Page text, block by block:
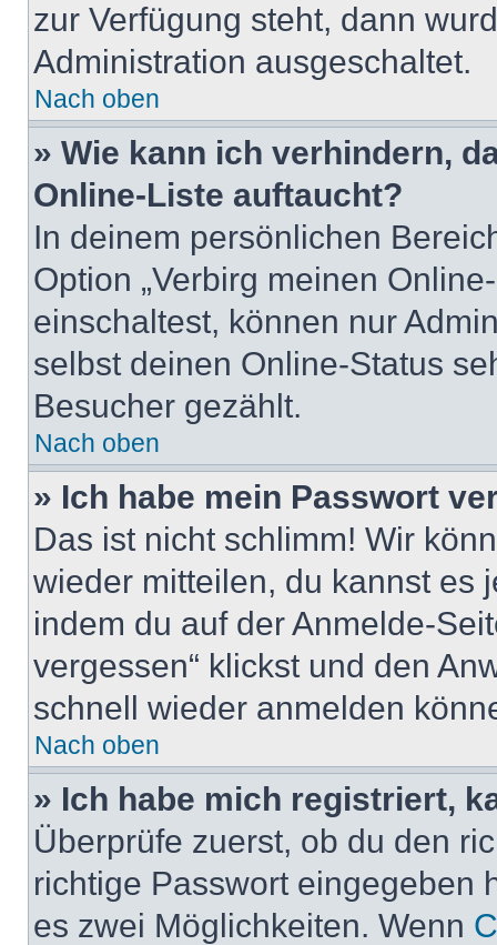
zur Verfügung steht, dann
Administration ausgeschaltet.
Nach oben
» Wie kann ich verhindern,
Online-Liste auftaucht?
In deinem persönlichen
Option „Verbirg meinen
einschaltest, können nur
selbst deinen Online-Status
Besucher gezählt.
Nach oben
» Ich habe mein Passwort
Das ist nicht schlimm! Wir
wieder mitteilen, du kannst es
indem du auf der Anmelde-
vergessen“ klickst und den
schnell wieder anmelden
Nach oben
» Ich habe mich registriert,
Überprüfe zuerst, ob du den
richtige Passwort eingegeben
es zwei Möglichkeiten. Wenn